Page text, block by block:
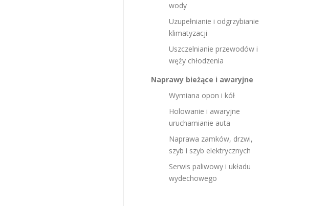
wody
Uzupełnianie i odgrzybianie
klimatyzacji
Uszczelnianie przewodów i
węży chłodzenia
Naprawy bieżące i awaryjne
Wymiana opon i kół
Holowanie i awaryjne
uruchamianie auta
Naprawa zamków, drzwi,
szyb i szyb elektrycznych
Serwis paliwowy i układu
wydechowego